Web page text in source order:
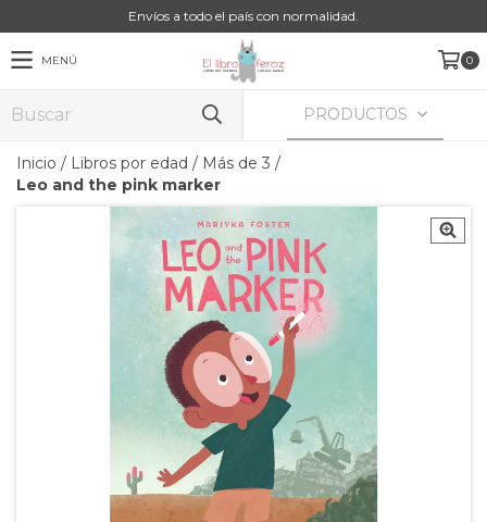
Envíos a todo el país con normalidad.
MENÚ 0
PRODUCTOS
Inicio / Libros por edad / Más de 3 /
Leo and the pink marker